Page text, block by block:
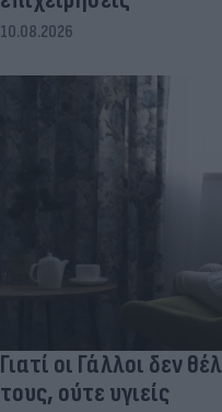
10.08.2026
Γιατί οι Γάλλοι δεν
τους, ούτε υγιείς